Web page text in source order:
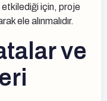
etkilediği için, proje
ele alınmalıdır.
ve